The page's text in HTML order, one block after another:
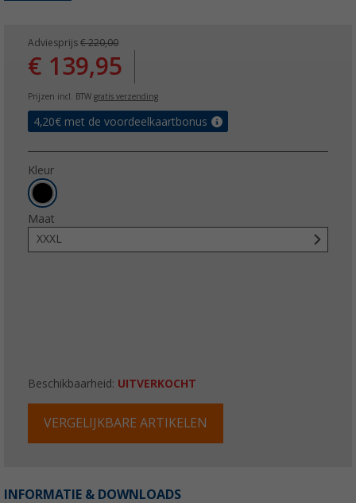
Adviesprijs € 220,00
€ 139,95
Prijzen incl. BTW gratis verzending
4,20€ met de voordeelkaartbonus
Kleur
Maat
XXXL
Beschikbaarheid: UITVERKOCHT
VERGELIJKBARE ARTIKELEN
INFORMATIE & DOWNLOADS